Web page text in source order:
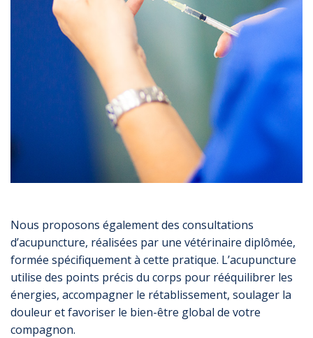
Nous proposons également des consultations
d’acupuncture, réalisées par une vétérinaire diplômée,
formée spécifiquement à cette pratique. L’acupuncture
utilise des points précis du corps pour rééquilibrer les
énergies, accompagner le rétablissement, soulager la
douleur et favoriser le bien-être global de votre
compagnon.